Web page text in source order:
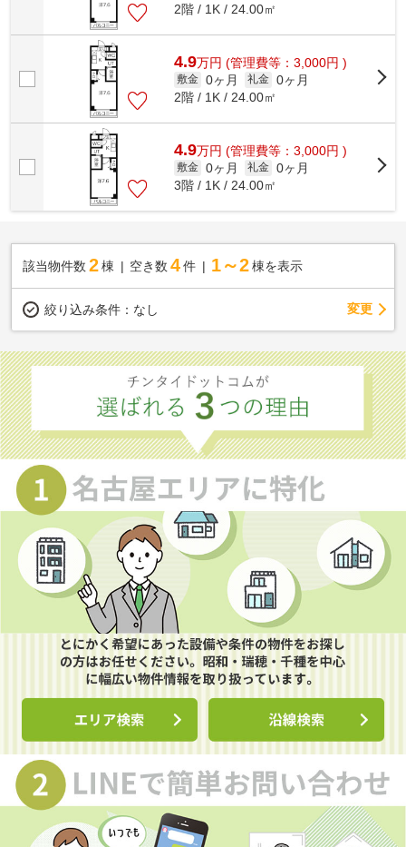
2階 / 1K / 24.00㎡
4.9万円 (管理費等：3,000円 )
敷金 0ヶ月 礼金 0ヶ月
2階 / 1K / 24.00㎡
4.9万円 (管理費等：3,000円 )
敷金 0ヶ月 礼金 0ヶ月
3階 / 1K / 24.00㎡
該当物件数 2棟 空き数 4 件 1～2 棟を表示
絞り込み条件： なし 変更